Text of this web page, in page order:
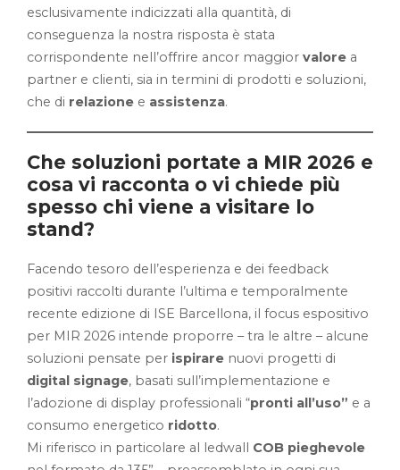
esclusivamente indicizzati alla quantità, di
conseguenza la nostra risposta è stata
corrispondente nell’offrire ancor maggior valore a
partner e clienti, sia in termini di prodotti e soluzioni,
che di relazione e assistenza.
Che soluzioni portate a MIR 2026 e
cosa vi racconta o vi chiede più
spesso chi viene a visitare lo
stand?
Facendo tesoro dell’esperienza e dei feedback
positivi raccolti durante l’ultima e temporalmente
recente edizione di ISE Barcellona, il focus espositivo
per MIR 2026 intende proporre – tra le altre – alcune
soluzioni pensate per ispirare nuovi progetti di
digital signage, basati sull’implementazione e
l’adozione di display professionali “pronti all’uso” e a
consumo energetico ridotto.
Mi riferisco in particolare al ledwall COB pieghevole